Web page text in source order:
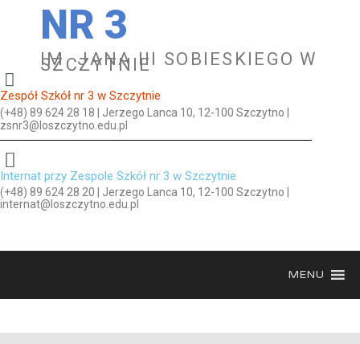
NR 3
IM. JANA III SOBIESKIEGO W
SZCZYTNIE
Zespół Szkół nr 3 w Szczytnie
(+48) 89 624 28 18 | Jerzego Lanca 10, 12-100 Szczytno |
zsnr3@loszczytno.edu.pl
Internat przy Zespole Szkół nr 3 w Szczytnie
(+48) 89 624 28 20 | Jerzego Lanca 10, 12-100 Szczytno |
internat@loszczytno.edu.pl
MENU